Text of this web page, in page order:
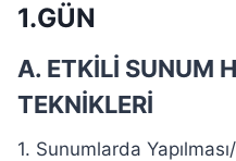
1.GÜN
A. ETKİLİ SUNUM
TEKNİKLERİ
1. Sunumlarda